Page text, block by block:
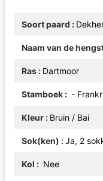
Soort paard
Naam van de
Ras Dartmoor
Stamboek -
Kleur Bruin / Bai
Sok(ken) Ja, 2
Kol Nee